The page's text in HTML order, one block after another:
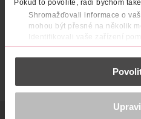
Pokud to povolíte, rádi bychom
Shromažďovali informace o
mohou být přesné na několik
Identifikovali vaše zařízení
konkrétní charakteristiky (otisk
Zjistěte více o tom, jak
části s
K provozu stránek, personalizaci
médií, analýze návštěvnosti, které
64.90 Kč
DO KOŠÍKU